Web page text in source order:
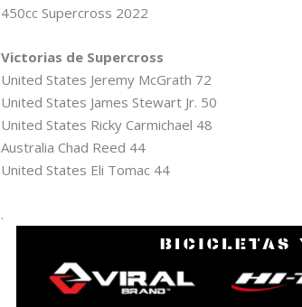
450cc Supercross 2022
Victorias de Supercross
United States Jeremy McGrath 72
United States James Stewart Jr. 50
United States Ricky Carmichael 48
Australia Chad Reed 44
United States Eli Tomac 44
.